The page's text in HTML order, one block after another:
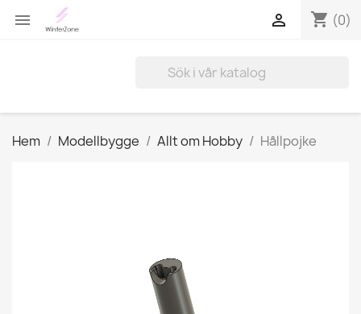
 shopping_cart (0)

Hem Modellbygge Allt om Hobby Hållpojke